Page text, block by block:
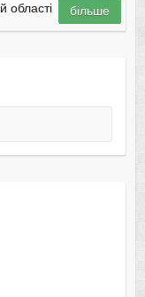
області
більше